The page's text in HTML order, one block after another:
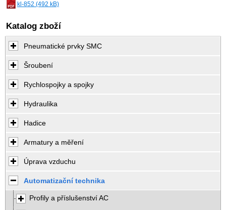
kl-852 (492 kB)
Katalog zboží
Pneumatické prvky SMC
Šroubení
Rychlospojky a spojky
Hydraulika
Hadice
Armatury a měření
Úprava vzduchu
Automatizační technika
Profily a příslušenství AC